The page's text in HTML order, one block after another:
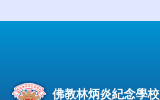
佛教林炳炎紀念學校